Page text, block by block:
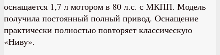
оснащается 1,7 л мотором в 80 л.с. с МКПП. Модель
получила постоянный полный привод. Оснащение
практически полностью повторяет классическую
«Ниву».